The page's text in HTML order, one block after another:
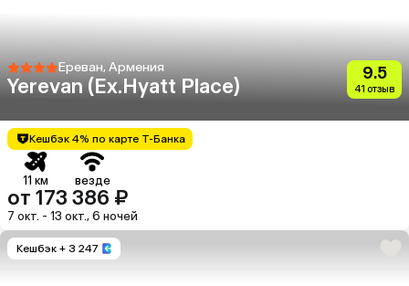
Ереван, Армения
Yerevan (Ex.Hyatt Place)
9.5
41 отзыв
Кешбэк 4% по карте Т-Банка
11 км везде
от 173 386 ₽
7 окт. - 13 окт., 6 ночей
Кешбэк + 3 247